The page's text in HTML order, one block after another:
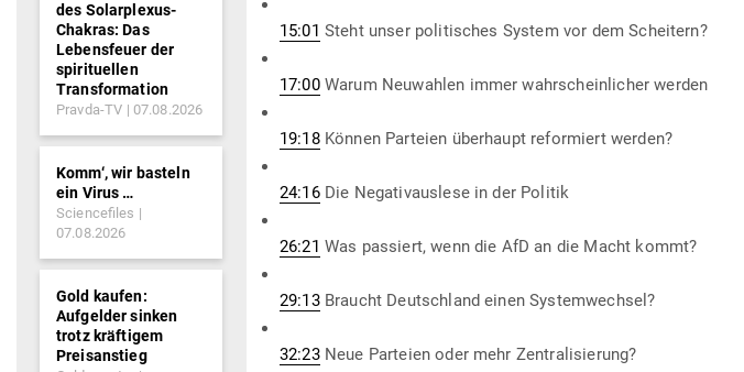
15:01 Steht unser poli­ti­sches System vor dem Scheitern?
17:00Warum Neu­wahlen immer wahr­schein­licher werden
19:18Können Par­teien über­haupt refor­miert werden?
24:16Die Nega­tiv­auslese in der Politik
26:21 Was pas­siert, wenn die AfD an die Macht kommt?
29:13Braucht Deutschland einen Systemwechsel?
32:23Neue Par­teien oder mehr Zentralisierung?
des Solarplexus-
Chakras: Das
Lebensfeuer der
spirituellen
Transformation
Pravda-TV 07.08.2026
Komm‘, wir basteln
ein Virus …
Sciencefiles
07.08.2026
Gold kaufen:
Aufgelder sinken
trotz kräftigem
Preisanstieg